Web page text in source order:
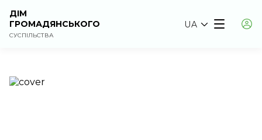
ДІМ
ГРОМАДЯНСЬКОГО
СУСПІЛЬСТВА
UA